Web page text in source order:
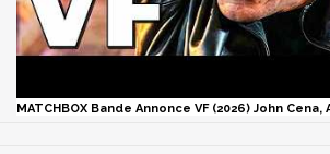
MATCHBOX Bande Annonce VF (2026) John Cena,